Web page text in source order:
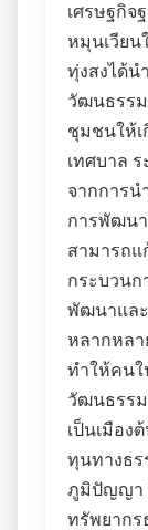
เศรษฐกิจ
หมุนเวียน
ทุ่งสงได้น
วัฒนธรร
ชุมชนให้เ
เทศบาล
จากการน
การพัฒนา
สามารถแ
กระบวนก
พัฒนาและ
หลากหลา
ทำให้คน
วัฒนธรรม
เป็นเมือง
ทุนทางธร
ภูมิปัญญา
ทรัพยากร